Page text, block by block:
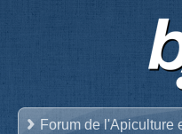
Forum de l'Apiculture